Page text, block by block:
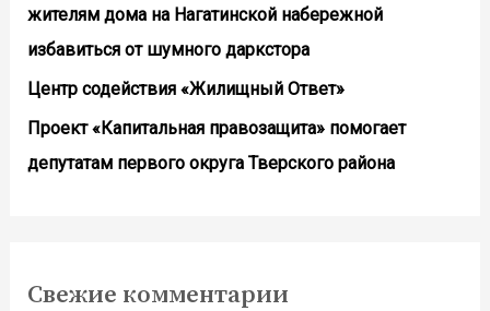
жителям дома на Нагатинской набережной
избавиться от шумного даркстора
Центр содействия «Жилищный Ответ»
Проект «Капитальная правозащита» помогает
депутатам первого округа Тверского района
Свежие комментарии